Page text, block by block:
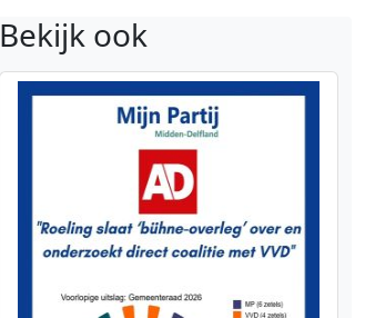
Bekijk ook